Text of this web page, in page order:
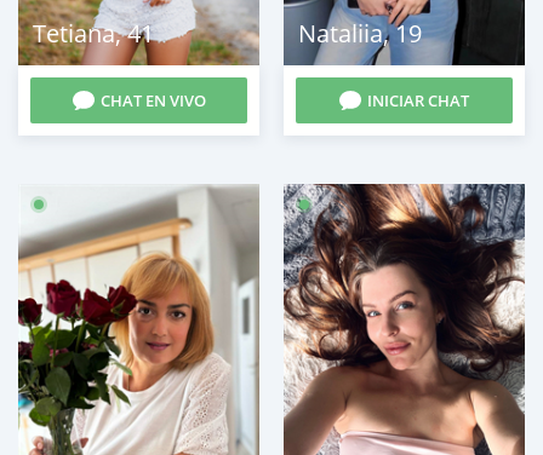
Tetiana,41
CHAT EN VIVO
Nataliia,19
INICIAR CHAT